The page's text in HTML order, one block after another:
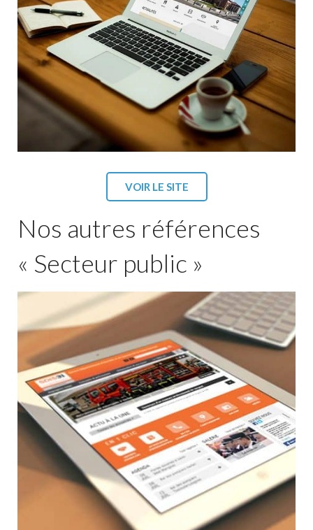
VOIR LE SITE
Nos autres références
« Secteur public »